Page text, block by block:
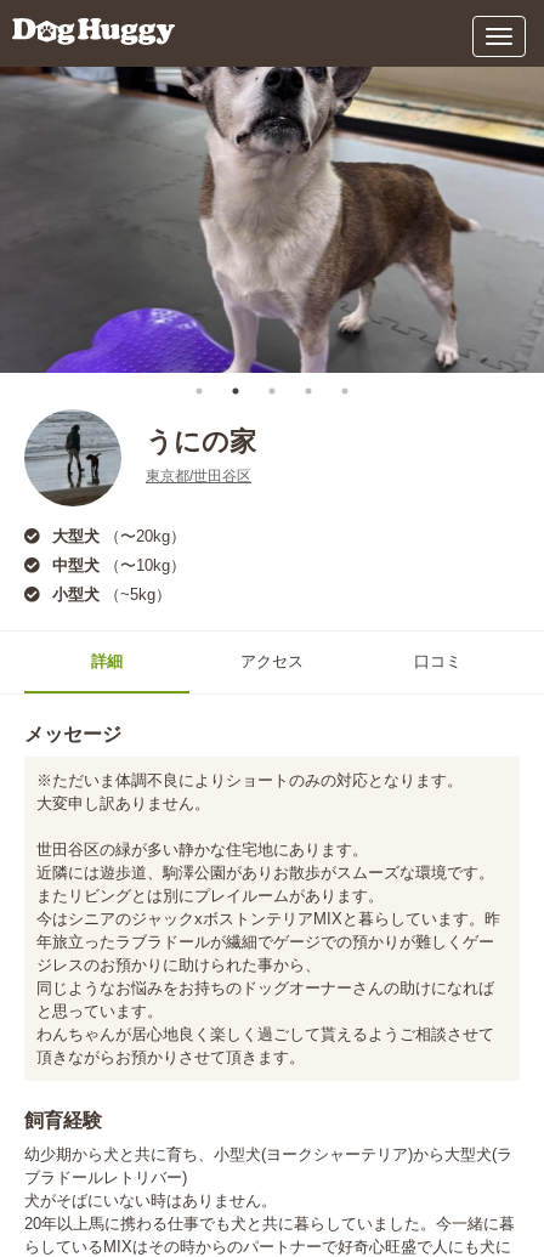
メ
ニ
うにの家
東京都/世田谷区
大型犬
（〜20kg）
中型犬
（〜10kg）
小型犬
（~5kg）
詳細 アクセス 口コミ
メッセージ
※ただいま体調不良によりショートのみの対応となります。
大変申し訳ありません。
世田谷区の緑が多い静かな住宅地にあります。
近隣には遊歩道、駒澤公園がありお散歩がスムーズな環境です。
またリビングとは別にプレイルームがあります。
今はシニアのジャックxボストンテリアMIXと暮らしています。昨
年旅立ったラブラドールが繊細でゲージでの預かりが難しくゲー
ジレスのお預かりに助けられた事から、
同じようなお悩みをお持ちのドッグオーナーさんの助けになれば
と思っています。
わんちゃんが居心地良く楽しく過ごして貰えるようご相談させて
頂きながらお預かりさせて頂きます。
飼育経験
幼少期から犬と共に育ち、小型犬(ヨークシャーテリア)から大型犬(ラ
ブラドールレトリバー)
犬がそばにいない時はありません。
20年以上馬に携わる仕事でも犬と共に暮らしていました。今一緒に暮
らしているMIXはその時からのパートナーで好奇心旺盛で人にも犬に